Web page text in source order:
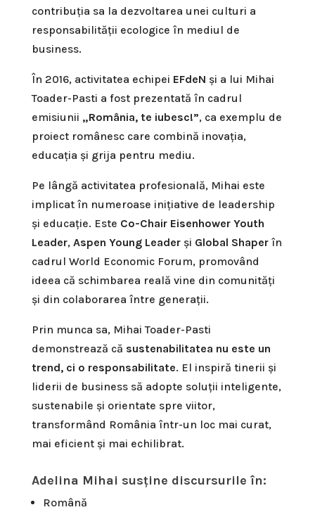
contribuția sa la dezvoltarea unei culturi a
responsabilității ecologice în mediul de
business.
În 2016, activitatea echipei EFdeN și a lui Mihai
Toader-Pasti a fost prezentată în cadrul
emisiunii „România, te iubesc!”, ca exemplu de
proiect românesc care combină inovația,
educația și grija pentru mediu.
Pe lângă activitatea profesională, Mihai este
implicat în numeroase inițiative de leadership
și educație. Este Co-Chair Eisenhower Youth
Leader, Aspen Young Leaderși Global Shaperîn
cadrul World Economic Forum, promovând
ideea că schimbarea reală vine din comunități
și din colaborarea între generații.
Prin munca sa, Mihai Toader-Pasti
demonstrează că sustenabilitatea nu este un
trend, ci o responsabilitate. El inspiră tinerii și
liderii de business să adopte soluții inteligente,
sustenabile și orientate spre viitor,
transformând România într-un loc mai curat,
mai eficient și mai echilibrat.
Adelina Mihai susține discursurile în:
Română